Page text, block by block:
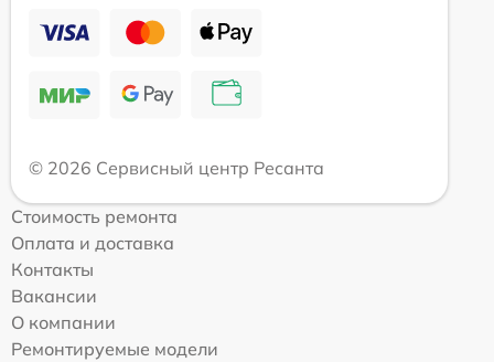
© 2026 Сервисный центр Ресанта
Стоимость ремонта
Оплата и доставка
Контакты
Вакансии
О компании
Ремонтируемые модели